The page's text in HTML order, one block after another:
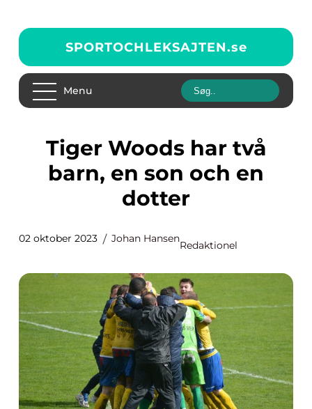
SPORTOCHLEKSAJTEN.se
Menu
Tiger Woods har två
barn, en son och en
dotter
02 oktober 2023 Johan Hansen
Redaktionel